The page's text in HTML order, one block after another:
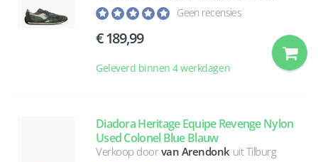
Geen recensies
189,99
Geleverd binnen 4 werkdagen
Diadora Heritage Equipe Revenge Nylon
Used Colonel Blue Blauw
Verkoop doorvan Arendonk uit Tilburg